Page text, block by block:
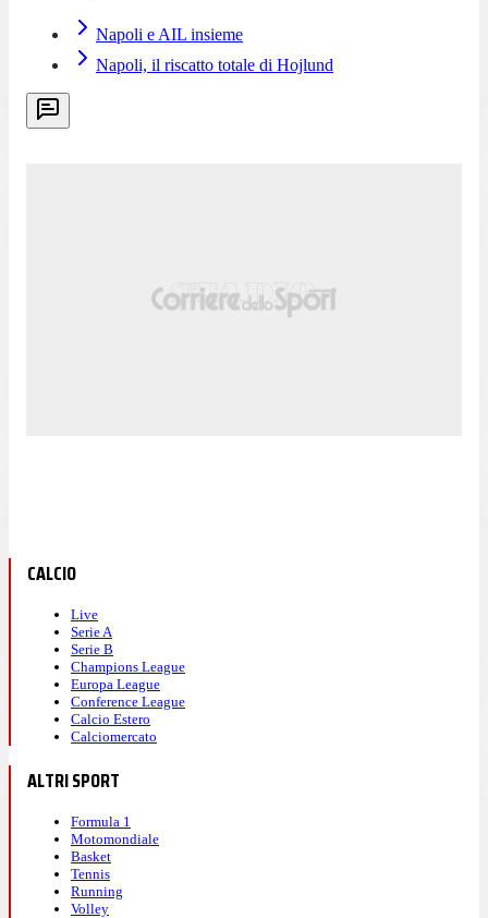
Napoli e AIL insieme
Napoli, il riscatto totale di Hojlund
CALCIO
Live
Serie A
Serie B
Champions League
Europa League
Conference League
Calcio Estero
Calciomercato
ALTRI SPORT
Formula 1
Motomondiale
Basket
Tennis
Running
Volley